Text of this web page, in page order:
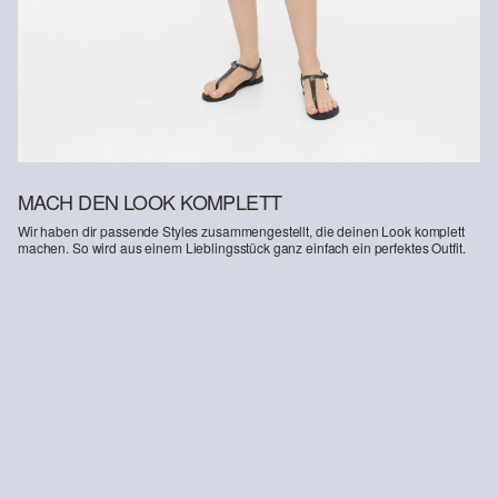
online anmelden.
MACH DEN LOOK KOMPLETT
Wir haben dir passende Styles zusammengestellt, die deinen Look komplett
machen. So wird aus einem Lieblingsstück ganz einfach ein perfektes Outfit.